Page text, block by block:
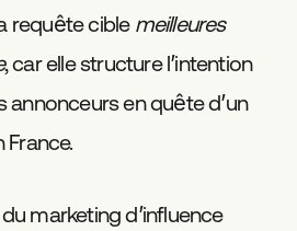
requête cible meilleures
, car elle structure l’intention
annonceurs en quête d’un
marketing d’influence